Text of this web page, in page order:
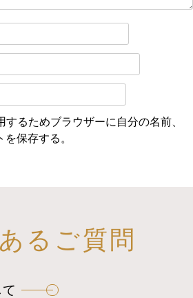
するためブラウザーに自分の名前、
保存する。
るご質問